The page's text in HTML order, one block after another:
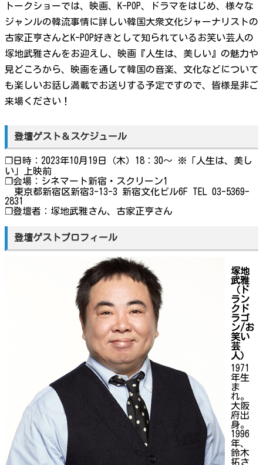
トークショーでは、映画、K-POP、ドラマをはじめ、様々な
ジャンルの韓流事情に詳しい韓国大衆文化ジャーナリストの
古家正亨さんとK-POP好きとして知られているお笑い芸人の
塚地武雅さんをお迎えし、映画『人生は、美しい』の魅力や
見どころから、映画を通して韓国の音楽、文化などについて
も楽しいお話し満載でお送りする予定ですので、皆様是非ご
来場ください！
登壇ゲスト＆スケジュール
❐日時：2023年10月19日（木）18：30～ ※「人生は、美し
い」上映前
❐会場：シネマート新宿・スクリーン1
東京都新宿区新宿3-13-3 新宿文化ビル6F TEL 03-5369-
2831
❐登壇者：塚地武雅さん、古家正亨さん
登壇ゲストプロフィール
塚地
武雅
（ド
ラン
クド
ラゴ
ン/お
笑い
芸
人）
1971
年生
ま
れ。
大阪
府出
身。
1996
年、
鈴木
拓さ